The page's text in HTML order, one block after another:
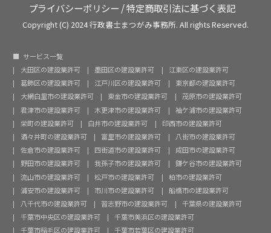
プライバシーポリシー /特定商取引法に基づく表記
Copyright (C) 2024 行政書士まつがみ事務所. All rights Reserved.
サービス一覧
大田区の建設業許可
墨田区の建設業許可
江東区の建設業許可
葛飾区の建設業許可
江戸川区の建設業許可
東京都の建設業許可
大網白里市の建設業許可
東金市の建設業許可
茂原市の建設業許可
君津市の建設業許可
木更津市の建設業許可
袖ケ浦市の建設業許可
栄町の建設業許可
白井市の建設業許可
印西市の建設業許可
酒々井町の建設業許可
富里市の建設業許可
八街市の建設業許可
佐倉市の建設業許可
四街道市の建設業許可
成田市の建設業許可
野田市の建設業許可
我孫子市の建設業許可
鎌ケ谷市の建設業許可
流山市の建設業許可
松戸市の建設業許可
柏市の建設業許可
浦安市の建設業許可
市川市の建設業許可
船橋市の建設業許可
八千代市の建設業許可
習志野市の建設業許可
千葉県の建設業許可
千葉市中央区の建設業許可
千葉市美浜区の建設業許可
千葉市稲毛区の建設業許可
千葉市若葉区の建設業許可